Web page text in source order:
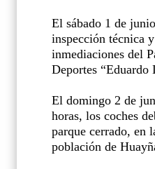
El sábado 1 de
inspección técnica
inmediaciones del
Deportes “Eduardo
El domingo 2 de
horas, los coches
parque cerrado, en
población de